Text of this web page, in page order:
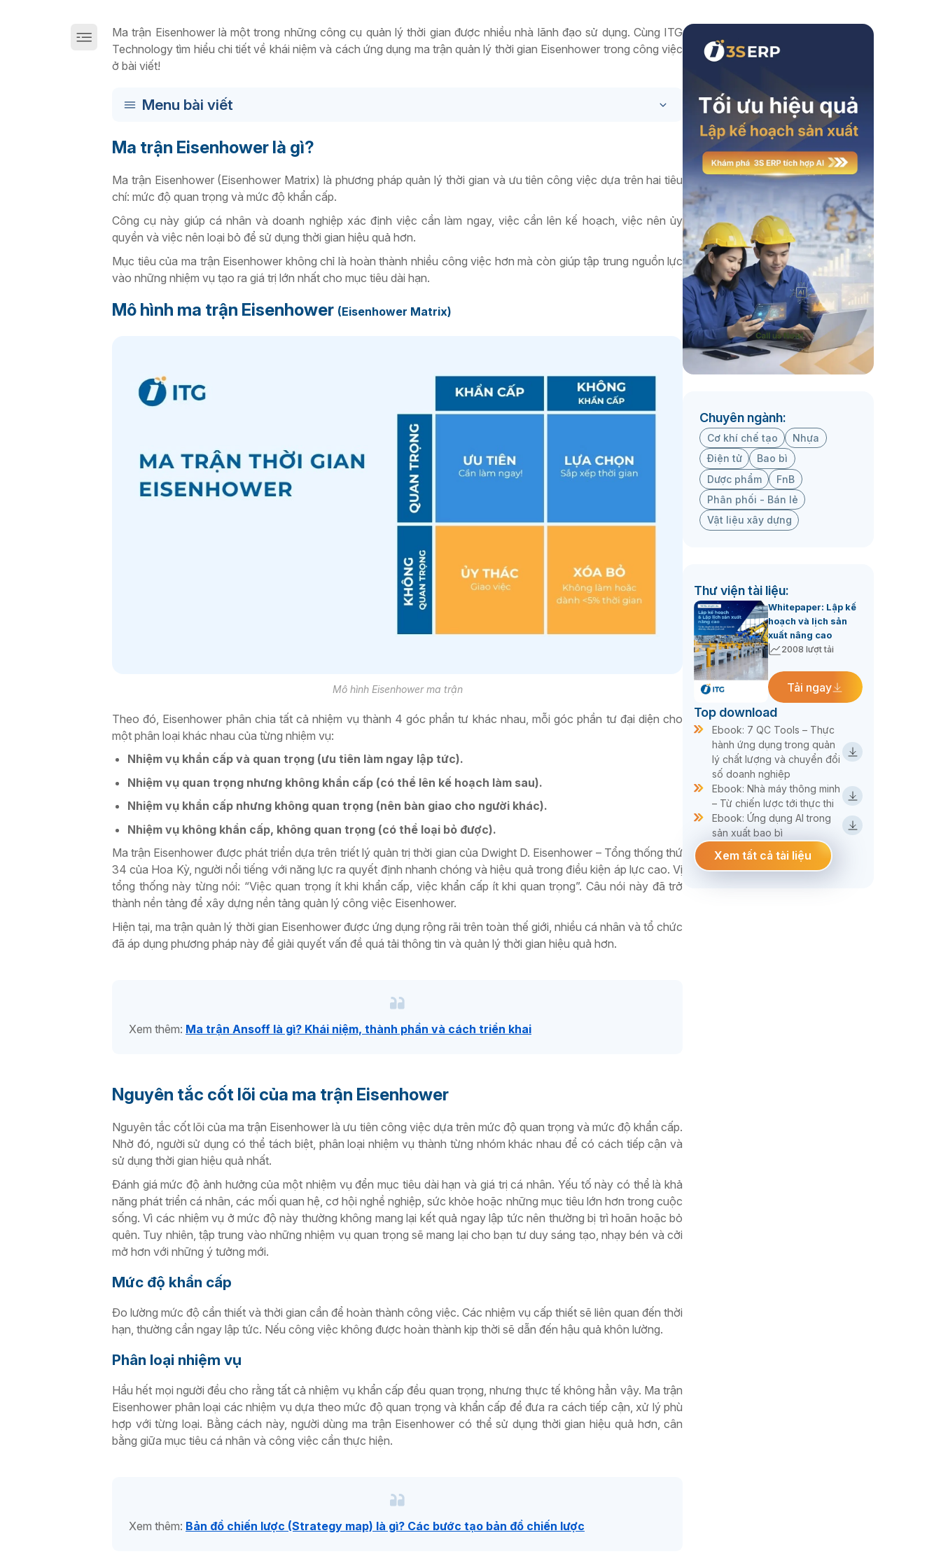
Xem thêm
Ma trận Eisenhower là một trong những công cụ quản lý thời gian được nhiều nhà lãnh đạo sử dụng. Cùng ITG
Technology tìm hiểu chi tiết về khái niệm và cách ứng dụng ma trận quản lý thời gian Eisenhower trong công việc
ở bài viết!
Menu bài viết
Ma trận Eisenhower là gì?
Ma trận Eisenhower (Eisenhower Matrix) là phương pháp quản lý thời gian và ưu tiên công việc dựa trên hai tiêu
chí: mức độ quan trọng và mức độ khẩn cấp.
Công cụ này giúp cá nhân và doanh nghiệp xác định việc cần làm ngay, việc cần lên kế hoạch, việc nên ủy
quyền và việc nên loại bỏ để sử dụng thời gian hiệu quả hơn.
Mục tiêu của ma trận Eisenhower không chỉ là hoàn thành nhiều công việc hơn mà còn giúp tập trung nguồn lực
vào những nhiệm vụ tạo ra giá trị lớn nhất cho mục tiêu dài hạn.
Mô hình ma trận Eisenhower (Eisenhower Matrix)
Mô hình Eisenhower ma trận​
Theo đó, Eisenhower phân chia tất cả nhiệm vụ thành 4 góc phần tư khác nhau, mỗi góc phần tư đại diện cho
một phân loại khác nhau của từng nhiệm vụ:
Nhiệm vụ khẩn cấp và quan trọng (ưu tiên làm ngay lập tức).
Nhiệm vụ quan trọng nhưng không khẩn cấp (có thể lên kế hoạch làm sau).
Nhiệm vụ khẩn cấp nhưng không quan trọng (nên bàn giao cho người khác).
Nhiệm vụ không khẩn cấp, không quan trọng (có thể loại bỏ được).
Ma trận Eisenhower được phát triển dựa trên triết lý quản trị thời gian của Dwight D. Eisenhower – Tổng thống thứ
34 của Hoa Kỳ, người nổi tiếng với năng lực ra quyết định nhanh chóng và hiệu quả trong điều kiện áp lực cao. Vị
tổng thống này từng nói: “Việc quan trọng ít khi khẩn cấp, việc khẩn cấp ít khi quan trọng”. Câu nói này đã trở
thành nền tảng để xây dựng nền tảng quản lý công việc Eisenhower.
Hiện tại, ma trận quản lý thời gian Eisenhower được ứng dụng rộng rãi trên toàn thế giới, nhiều cá nhân và tổ chức
đã áp dụng phương pháp này để giải quyết vấn đề quá tải thông tin và quản lý thời gian hiệu quả hơn.
Xem thêm: Ma trận Ansoff là gì? Khái niệm, thành phần và cách triển khai
Nguyên tắc cốt lõi của ma trận Eisenhower
Nguyên tắc cốt lõi của ma trận Eisenhower là ưu tiên công việc dựa trên mức độ quan trọng và mức độ khẩn cấp.
Nhờ đó, người sử dụng có thể tách biệt, phân loại nhiệm vụ thành từng nhóm khác nhau để có cách tiếp cận và
sử dụng thời gian hiệu quả nhất.
Đánh giá mức độ ảnh hưởng của một nhiệm vụ đển mục tiêu dài hạn và giá trị cá nhân. Yếu tố này có thể là khả
năng phát triển cá nhân, các mối quan hệ, cơ hội nghề nghiệp, sức khỏe hoặc những mục tiêu lớn hơn trong cuộc
sống. Vì các nhiệm vụ ở mức độ này thường không mang lại kết quả ngay lập tức nên thường bị trì hoãn hoặc bỏ
quên. Tuy nhiên, tập trung vào những nhiệm vụ quan trọng sẽ mang lại cho bạn tư duy sáng tạo, nhạy bén và cởi
mở hơn với những ý tưởng mới.
Mức độ khẩn cấp
Đo lường mức độ cần thiết và thời gian cần để hoàn thành công việc. Các nhiệm vụ cấp thiết sẽ liên quan đến thời
hạn, thường cần ngay lập tức. Nếu công việc không được hoàn thành kịp thời sẽ dẫn đến hậu quả khôn lường.
Phân loại nhiệm vụ
Hầu hết mọi người đều cho rằng tất cả nhiệm vụ khẩn cấp đều quan trọng, nhưng thực tế không hẳn vậy. Ma trận
Eisenhower phân loại các nhiệm vụ dựa theo mức độ quan trọng và khẩn cấp để đưa ra cách tiếp cận, xử lý phù
hợp với từng loại. Bằng cách này, người dùng ma trận Eisenhower có thể sử dụng thời gian hiệu quả hơn, cân
bằng giữa mục tiêu cá nhân và công việc cần thực hiện.
Xem thêm: Bản đồ chiến lược (Strategy map) là gì? Các bước tạo bản đồ chiến lược
Chuyên ngành:
Cơ khí chế tạo
Nhựa
Điện tử
Bao bì
Dược phẩm
FnB
Phân phối - Bán lẻ
Vật liệu xây dựng
Thư viện tài liệu:
Whitepaper: Lập kế
hoạch và lịch sản
xuất nâng cao
2008 lượt tải
Tải ngay
Top download
Ebook: 7 QC Tools – Thực
hành ứng dụng trong quản
lý chất lượng và chuyển đổi
số doanh nghiệp
Ebook: Nhà máy thông minh
– Từ chiến lược tới thực thi
Ebook: Ứng dụng AI trong
sản xuất bao bì
Xem tất cả tài liệu